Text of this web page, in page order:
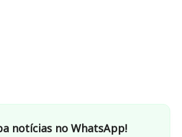
notícias no WhatsApp!